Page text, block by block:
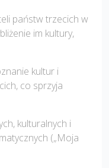
państw trzecich w
im kultury,
kultur i
co sprzyja
kulturalnych i
(„Moja